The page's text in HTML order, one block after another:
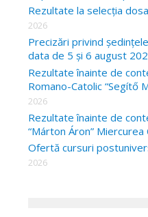
Rezultate la selecția
2026
Precizări privind
data de 5 și 6 august
Rezultate înainte de
Romano-Catolic “Segítő
2026
Rezultate înainte de
“Márton Áron” Miercurea
Ofertă cursuri
2026